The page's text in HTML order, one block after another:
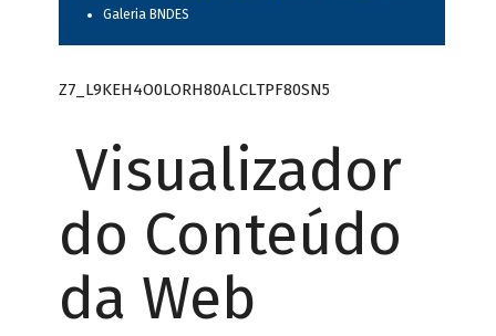
Galeria BNDES
Z7_L9KEH4O0LORH80ALCLTPF80SN5
Visualizador
do Conteúdo
da Web